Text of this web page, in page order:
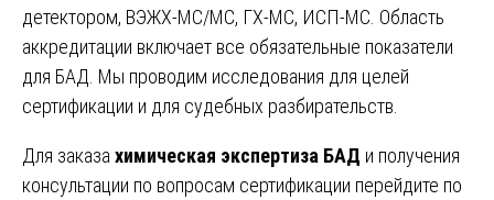
детектором, ВЭЖХ-МС/МС, ГХ-МС, ИСП-МС. Область
аккредитации включает все обязательные показатели
для БАД. Мы проводим исследования для целей
сертификации и для судебных разбирательств.
Для заказа химическая экспертиза БАД и получения
консультации по вопросам сертификации перейдите по